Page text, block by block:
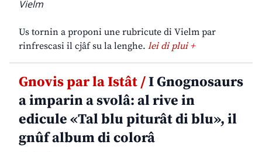
Vielm
Us tornin a proponi une rubricute di Vielm par
rinfrescasi il cjâf su la lenghe. lei di plui +
Gnovis par la Istât /I Gnognosaurs
a imparin a svolâ: al rive in
edicule «Tal blu piturât di blu», il
gnûf album di colorâ